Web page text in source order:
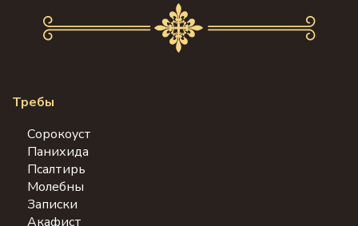
Требы
Сорокоуст
Панихида
Псалтирь
Молебны
Записки
Акафист